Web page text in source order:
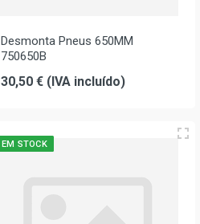
Desmonta Pneus 650MM
750650B
30,50 € (IVA incluído)
EM STOCK